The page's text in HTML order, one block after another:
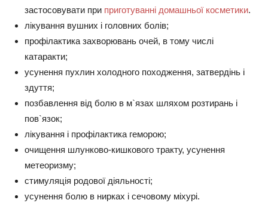
застосовувати при приготуванні домашньої косметики.
лікування вушних і головних болів;
профілактика захворювань очей, в тому числі
катаракти;
усунення пухлин холодного походження, затвердінь і
здуття;
позбавлення від болю в м`язах шляхом розтирань і
пов`язок;
лікування і профілактика геморою;
очищення шлунково-кишкового тракту, усунення
метеоризму;
стимуляція родової діяльності;
усунення болю в нирках і сечовому міхурі.